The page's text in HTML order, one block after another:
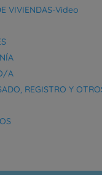
VIVIENDAS-Video
A
REGISTRO Y